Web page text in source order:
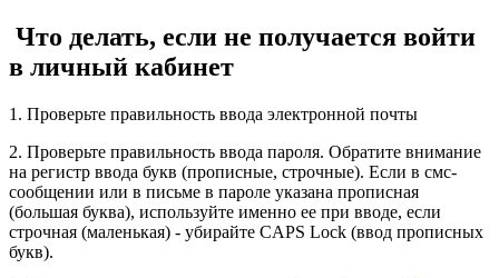
Что делать, если не получается войти
в личный кабинет
1. Проверьте правильность ввода электронной почты
2. Проверьте правильность ввода пароля. Обратите внимание
на регистр ввода букв (прописные, строчные). Если в смс-
сообщении или в письме в пароле указана прописная
(большая буква), используйте именно ее при вводе, если
строчная (маленькая) - убирайте CAPS Lock (ввод прописных
букв).